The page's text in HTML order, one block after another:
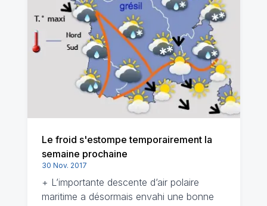
Le froid s'estompe temporairement la
semaine prochaine
30 Nov. 2017
+ L’importante descente d’air polaire
maritime a désormais envahi une bonne